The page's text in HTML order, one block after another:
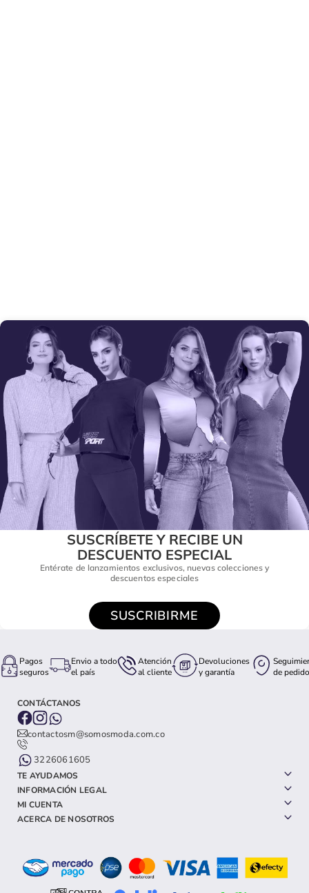
SUSCRÍBETE Y RECIBE UN
DESCUENTO ESPECIAL
Entérate de lanzamientos exclusivos, nuevas colecciones y
descuentos especiales
SUSCRIBIRME
Pagos
seguros
Envio a todo
el país
Atención
al cliente
Devoluciones
y garantía
de pedido
CONTÁCTANOS
contactosm@somosmoda.com.co
3226061605
TE AYUDAMOS
INFORMACIÓN LEGAL
MI CUENTA
ACERCA DE NOSOTROS